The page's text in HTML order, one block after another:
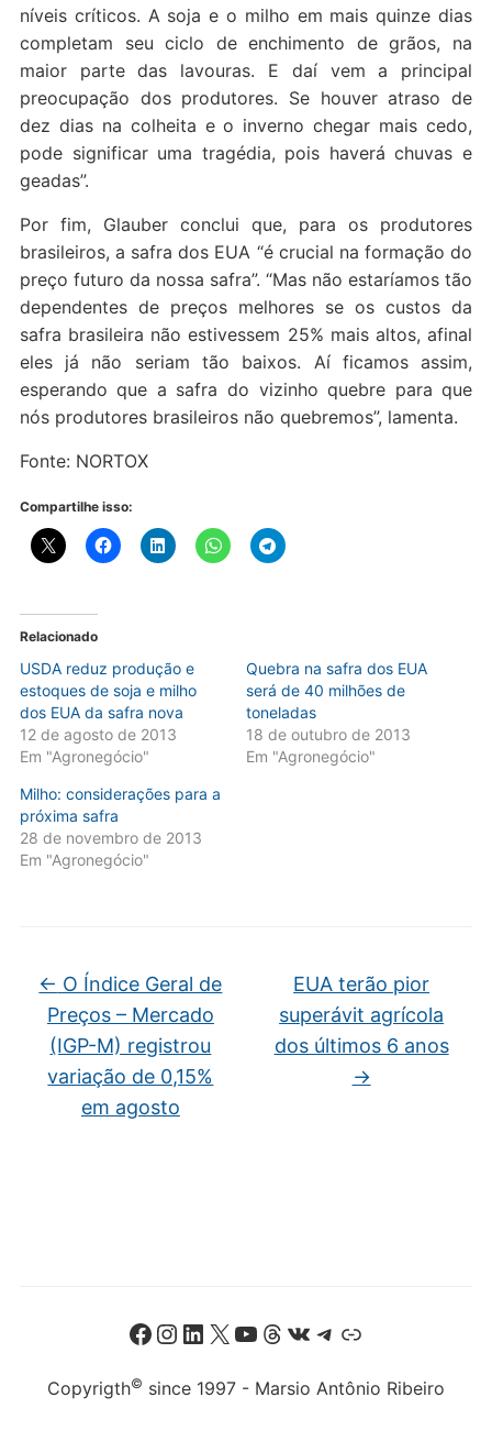
níveis críticos. A soja e o milho em mais quinze dias
completam seu ciclo de enchimento de grãos, na
maior parte das lavouras. E daí vem a principal
preocupação dos produtores. Se houver atraso de
dez dias na colheita e o inverno chegar mais cedo,
pode significar uma tragédia, pois haverá chuvas e
geadas”.
Por fim, Glauber conclui que, para os produtores
brasileiros, a safra dos EUA “é crucial na formação do
preço futuro da nossa safra”. “Mas não estaríamos tão
dependentes de preços melhores se os custos da
safra brasileira não estivessem 25% mais altos, afinal
eles já não seriam tão baixos. Aí ficamos assim,
esperando que a safra do vizinho quebre para que
nós produtores brasileiros não quebremos”, lamenta.
Fonte: NORTOX
Compartilhe isso:
Relacionado
USDA reduz produção e
estoques de soja e milho
dos EUA da safra nova
12 de agosto de 2013
Em "Agronegócio"
Quebra na safra dos EUA
será de 40 milhões de
toneladas
18 de outubro de 2013
Em "Agronegócio"
Milho: considerações para a
próxima safra
28 de novembro de 2013
Em "Agronegócio"
← O Índice Geral de
Preços – Mercado
(IGP-M) registrou
variação de 0,15%
em agosto
EUA terão pior
superávit agrícola
dos últimos 6 anos
→
Facebook Instagram LinkedIn X Youtube Threads
Copyrigth© since 1997 - Marsio Antônio Ribeiro